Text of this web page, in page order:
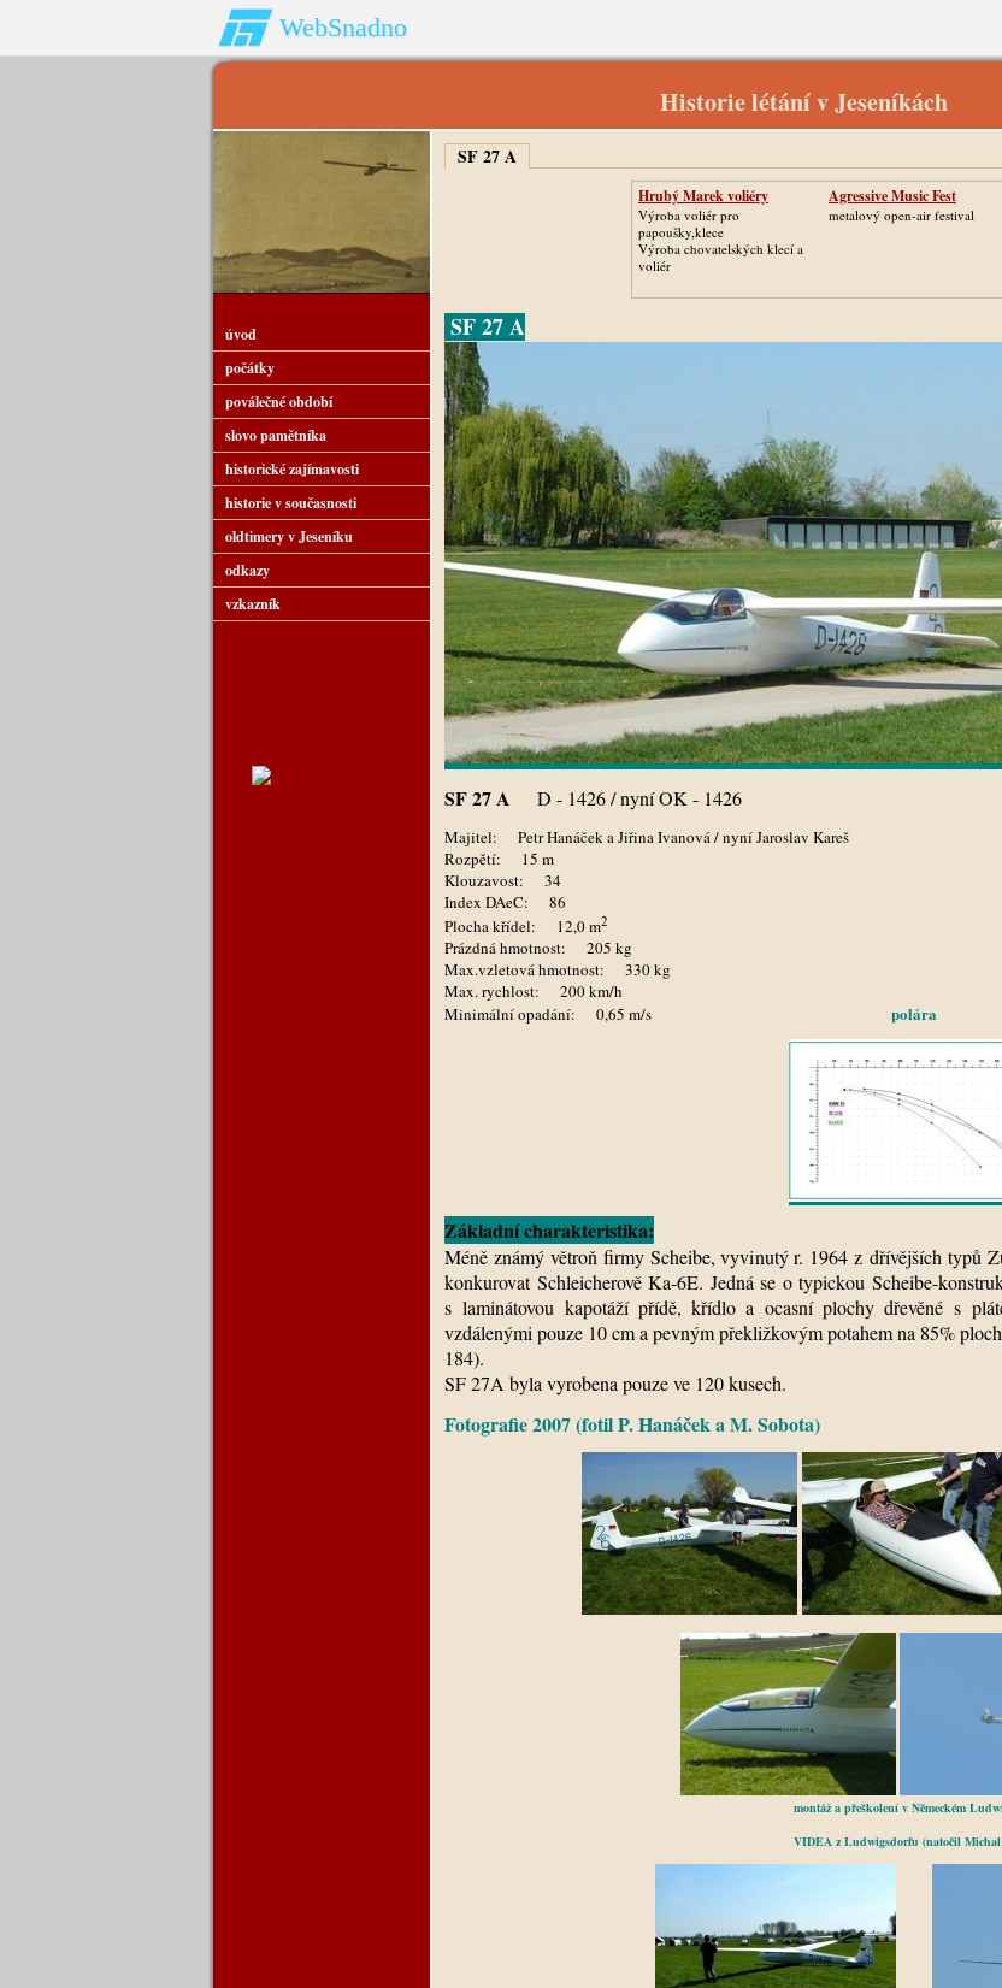
WebSnadno
Historie létání v Jeseníkách
úvod
počátky
poválečné období
slovo pamětníka
historické zajímavosti
historie v současnosti
oldtimery v Jeseníku
odkazy
vzkazník
SF 27 A
Hrubý Marek voliéry
Výroba voliér pro
papoušky,klece
Výroba chovatelských klecí a
voliér
Agressive Music Fest
metalový open-air festival
SF 27 A
SF27 A D - 1426 / nyní OK - 1426
Majitel: Petr Hanáček a Jiřina Ivanová / nyní Jaroslav Kareš
Rozpětí: 15 m
Klouzavost: 34
Index DAeC: 86
Plocha křídel: 12,0 m2
Prázdná hmotnost: 205 kg
Max.vzletová hmotnost: 330 kg
Max. rychlost: 200 km/h
Minimální opadání: 0,65 m/s
polára
Základní charakteristika:
Méně známý větroň firmy Scheibe, vyvinutý r. 1964 z dřívějších typů
konkurovat Schleicherově Ka-6E. Jedná se o typickou Scheibe-
s laminátovou kapotáží přídě, křídlo a ocasní plochy dřevěné s
vzdálenými pouze 10 cma pevným překližkovým potahem na 85%
184).
SF 27A byla vyrobena pouze ve 120 kusech.
Fotografie 2007 (fotil P. Hanáček a M. Sobota)
montáž a přeškolení v Německém
VIDEA z Ludwigsdorfu (natočil Michal